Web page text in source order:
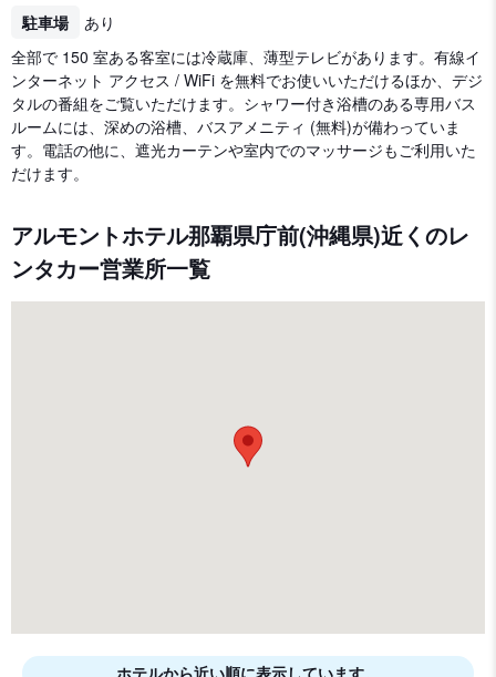
駐車場
あり
全部で 150 室ある客室には冷蔵庫、薄型テレビがあります。有線イ
ンターネット アクセス / WiFi を無料でお使いいただけるほか、デジ
タルの番組をご覧いただけます。シャワー付き浴槽のある専用バス
ルームには、深めの浴槽、バスアメニティ (無料)が備わっていま
す。電話の他に、遮光カーテンや室内でのマッサージもご利用いた
だけます。
アルモントホテル那覇県庁前(沖縄県)近くのレ
ンタカー営業所一覧
ホテルから近い順に表示しています。